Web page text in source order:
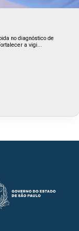
no diagnóstico de
a vigi...